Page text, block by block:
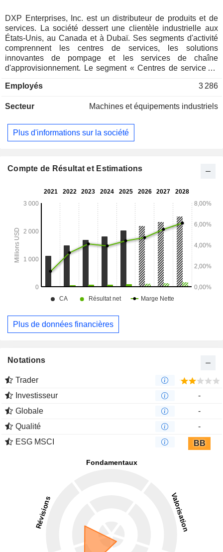
DXP Enterprises, Inc. est un distributeur de produits et de
services. La société dessert une clientèle industrielle aux
États-Unis, au Canada et à Dubaï. Ses segments d'activité
comprennent les centres de services, les solutions
innovantes de pompage et les services de chaîne
d'approvisionnement. Le segment « Centres de services »
de maintenance, de réparation et d'exploitation (MRO) dans
transmission de puissance, tuyaux, hydraulique, travail des
sécurité. Le segment Solutions de pompage innovantes de
la société fournit des produits et des services au marché de
selon les spécifications des clients, reconditionne des
distributeur. Le segment Services de chaîne
produits MRO et gère tout ou partie de la fonction de chaîne
d'approvisionnement de ses clients, ainsi que la gestion des
stocks.
Employés 3 286
Secteur Machines et équipements industriels
Plus d'informations sur la société
Compte de Résultat et Estimations
Plus de données financières
Notations
Trader
Investisseur
-
Globale
-
Qualité
-
ESG MSCI
BB